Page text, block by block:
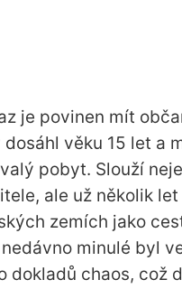
je povinen mít
věku 15 let a
pobyt. Slouží
ale už několik let
zemích jako
minulé byl
dokladů chaos, což